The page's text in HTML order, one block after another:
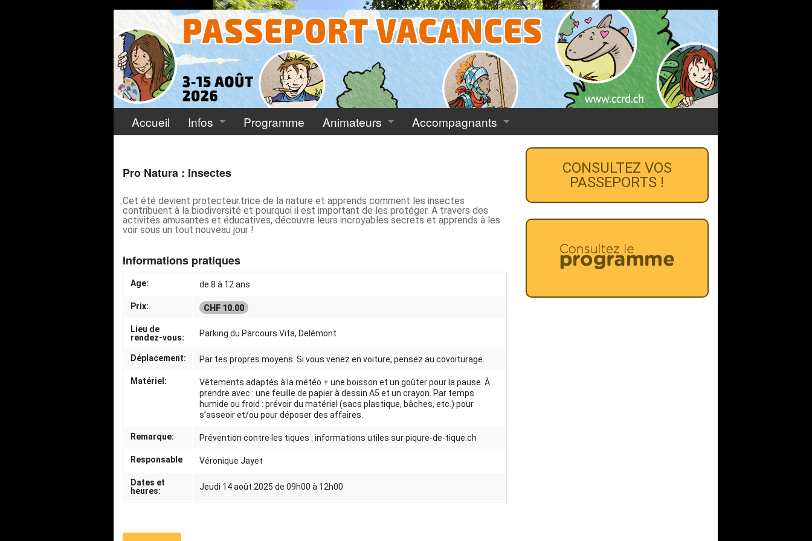
Accueil
Infos
Accompagner : nous recherchons...
Condition générales 2026
Foire aux Questions 2026
Programme
Animateurs
Accompagnants
Accès Accompagnants
Pro Natura : Insectes
Cet été devient protecteur.trice de la nature et apprends comment les insectes
contribuent à la biodiversité et pourquoi il est important de les protéger. A travers des
activités amusantes et éducatives, découvre leurs incroyables secrets et apprends à les
voir sous un tout nouveau jour !
Informations pratiques
Age: de 8 à 12 ans
Prix: CHF 10.00
Lieu de
rendez-vous:
Parking du Parcours Vita, Delémont
Déplacement: Par tes propres moyens. Si vous venez en voiture, pensez au covoiturage.
Matériel:
Vêtements adaptés à la météo + une boisson et un goûter pour la pause. À
prendre avec : une feuille de papier à dessin A5 et un crayon. Par temps
humide ou froid : prévoir du matériel (sacs plastique, bâches, etc.) pour
s’asseoir et/ou pour déposer des affaires.
Remarque: Prévention contre les tiques : informations utiles sur piqure-de-tique.ch
Responsable Véronique Jayet
Dates et
heures:
Jeudi 14 août 2025 de 09h00 à 12h00
CONSULTEZ VOS
PASSEPORTS !